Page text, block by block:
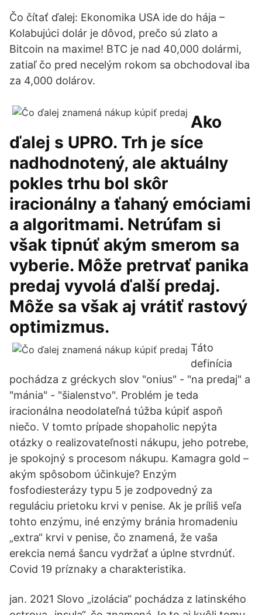
Čo čítať ďalej: Ekonomika USA ide do hája –
Kolabujúci dolár je dôvod, prečo sú zlato a
Bitcoin na maxime! BTC je nad 40,000 dolármi,
zatiaľ čo pred necelým rokom sa obchodoval iba
za 4,000 dolárov.
Ako
ďalej s UPRO. Trh je síce
nadhodnotený, ale aktuálny
pokles trhu bol skôr
iracionálny a ťahaný emóciami
a algoritmami. Netrúfam si
však tipnúť akým smerom sa
vyberie. Môže pretrvať panika
predaj vyvolá ďalší predaj.
Môže sa však aj vrátiť rastový
optimizmus.
Táto
definícia
pochádza z gréckych slov "onius" - "na predaj" a
"mánia" - "šialenstvo". Problém je teda
iracionálna neodolateľná túžba kúpiť aspoň
niečo. V tomto prípade shopaholic nepýta
otázky o realizovateľnosti nákupu, jeho potrebe,
je spokojný s procesom nákupu. Kamagra gold –
akým spôsobom účinkuje? Enzým
fosfodiesterázy typu 5 je zodpovedný za
reguláciu prietoku krvi v penise. Ak je príliš veľa
tohto enzýmu, iné enzýmy bránia hromadeniu
„extra“ krvi v penise, čo znamená, že vaša
erekcia nemá šancu vydržať a úplne stvrdnúť.
Covid 19 príznaky a charakteristika.
jan. 2021 Slovo „izolácia“ pochádza z latinského